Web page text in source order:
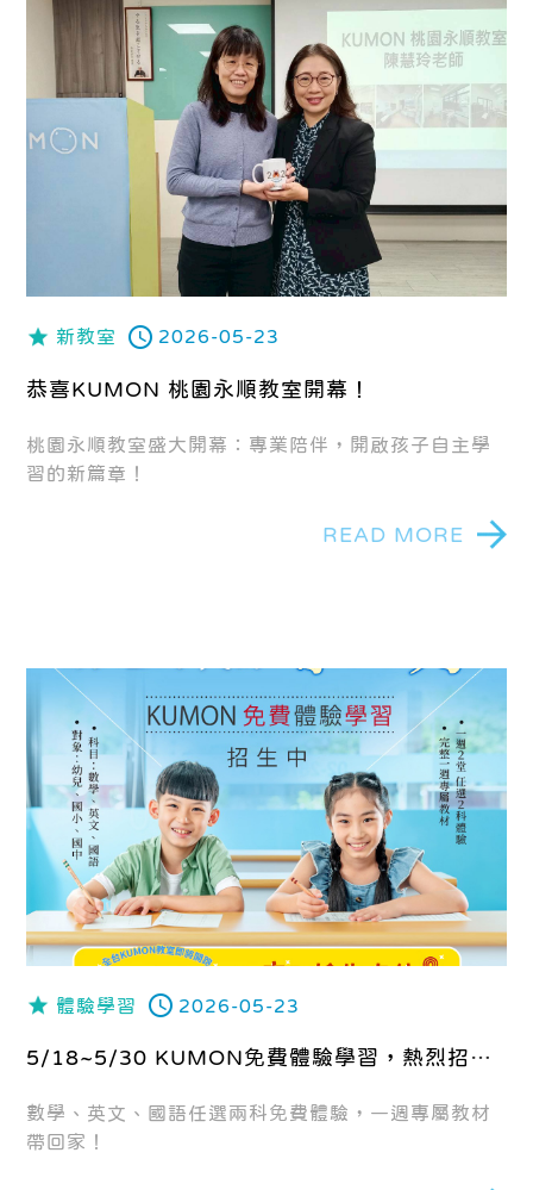
新教室 2026-05-23
恭喜KUMON 桃園永順教室開幕！
桃園永順教室盛大開幕：專業陪伴，開啟孩子自主學
習的新篇章！
READ MORE
體驗學習 2026-05-23
5/18~5/30 KUMON免費體驗學習，熱烈招生
數學、英文、國語任選兩科免費體驗，一週專屬教材
帶回家！